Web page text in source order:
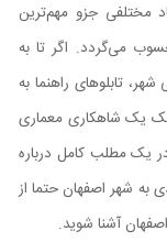
مختلفی جزو مهم‌ترین
می‌گردد. اگر تا به
تابلو‌های راهنما به
یک شاهکاری معماری
یک مطلب کامل درباره
به شهر اصفهان حتما از
آشنا شوید.